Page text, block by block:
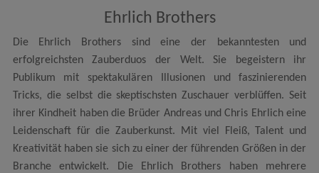
Ehrlich Brothers
Die Ehrlich Brothers sind eine der bekanntesten und
erfolgreichsten Zauberduos der Welt. Sie begeistern ihr
Publikum mit spektakulären Illusionen und faszinierenden
Tricks, die selbst die skeptischsten Zuschauer verblüffen. Seit
ihrer Kindheit haben die Brüder Andreas und Chris Ehrlich eine
Leidenschaft für die Zauberkunst. Mit viel Fleiß, Talent und
Kreativität haben sie sich zu einer der führenden Größen in der
Branche entwickelt. Die Ehrlich Brothers haben mehrere